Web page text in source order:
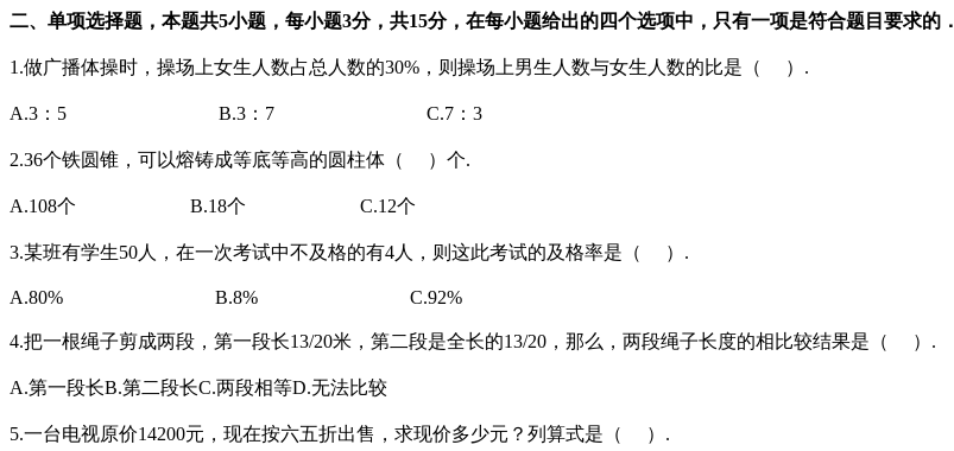
二、单项选择题，本题共5小题，每小题3分，共15分，在每小题给出的四个选项中，只有一项是符合题目要求的．
1.做广播体操时，操场上女生人数占总人数的30%，则操场上男生人数与女生人数的比是（ ）.
A.3：5 B.3：7 C.7：3
2.36个铁圆锥，可以熔铸成等底等高的圆柱体（ ）个.
A.108个 B.18个 C.12个
3.某班有学生50人，在一次考试中不及格的有4人，则这此考试的及格率是（ ）.
A.80% B.8% C.92%
4.把一根绳子剪成两段，第一段长13/20米，第二段是全长的13/20，那么，两段绳子长度的相比较结果是（ ）.
A.第一段长B.第二段长C.两段相等D.无法比较
5.一台电视原价14200元，现在按六五折出售，求现价多少元？列算式是（ ）.